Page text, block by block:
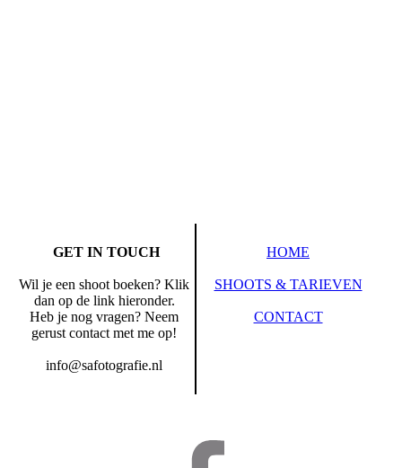
GET IN TOUCH
Wil je een shoot boeken? Klik
dan op de link hieronder.
Heb je nog vragen? Neem
gerust contact met me op!
info@safotografie.nl
HOME
SHOOTS & TARIEVEN
CONTACT